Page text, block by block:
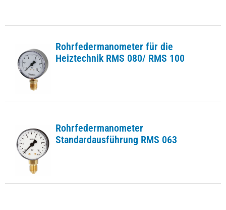
Rohrfedermanometer für die
Heiztechnik RMS 080/ RMS 100
Rohrfedermanometer
Standardausführung RMS 063